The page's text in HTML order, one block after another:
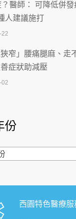
】 宣導
02
員黃秋澤癌逝！食道
55周年 7／10捐血
響應
門痛都是痔瘡?醫談瘍
醫師： 可降低併發
人建議施打
22
狹窄」腰痛腿麻、
症狀助減壓
02
17
素D和鈣恐罹癌? 醫
」不要大力按脖子！
預防落枕
份
西園特色醫療服